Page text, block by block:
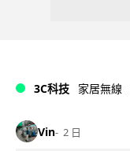
3C科技 家居無線
Vin 2 日